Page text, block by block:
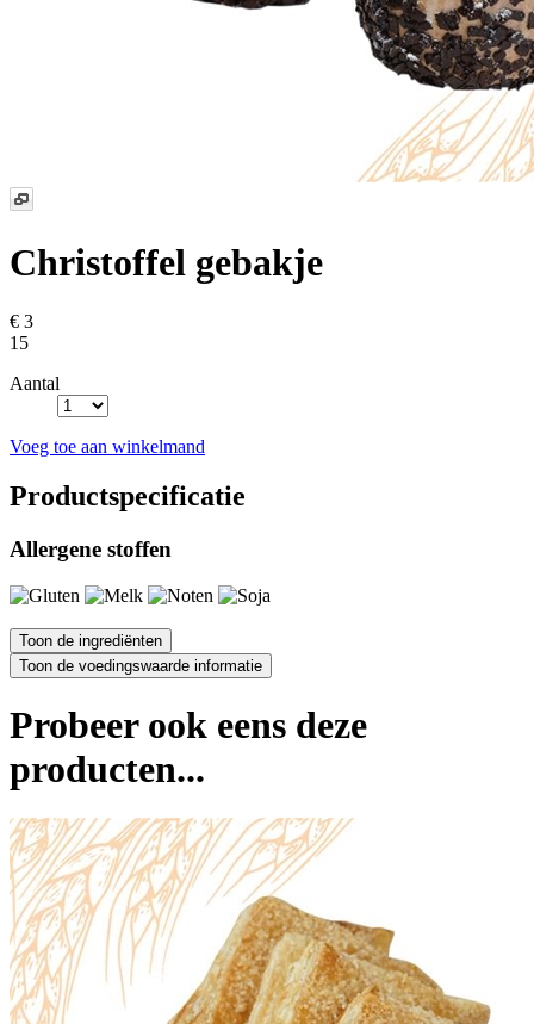
Christoffel gebakje
€ 3
15
Aantal
Voeg toe aan winkelmand
Productspecificatie
Allergene stoffen
Probeer ook eens deze
producten...